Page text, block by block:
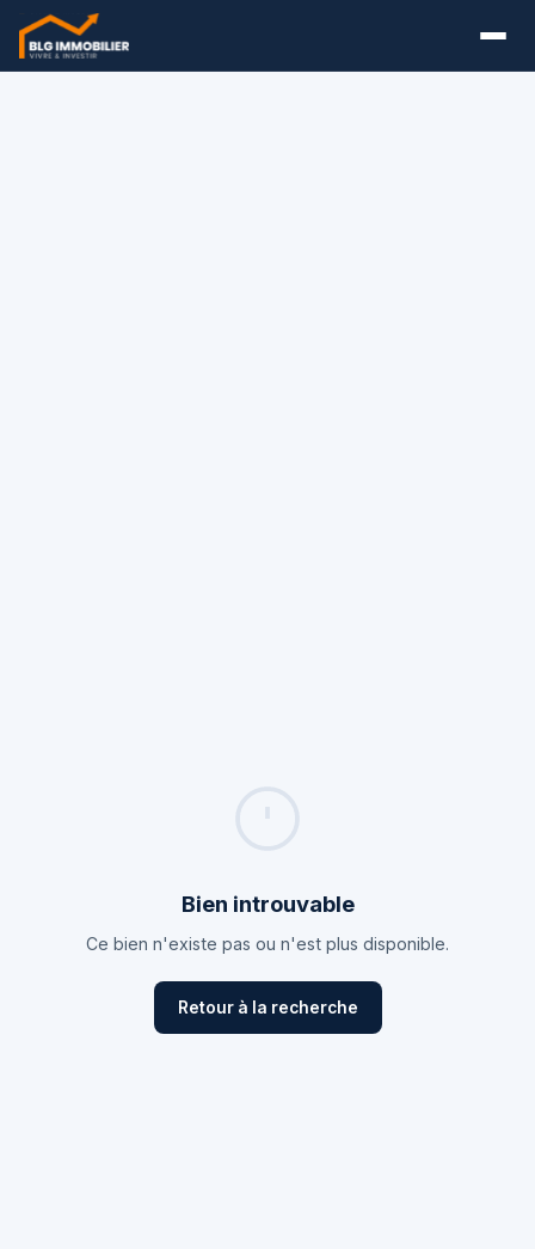
Bien introuvable
Ce bien n'existe pas ou n'est plus disponible.
Retour à la recherche